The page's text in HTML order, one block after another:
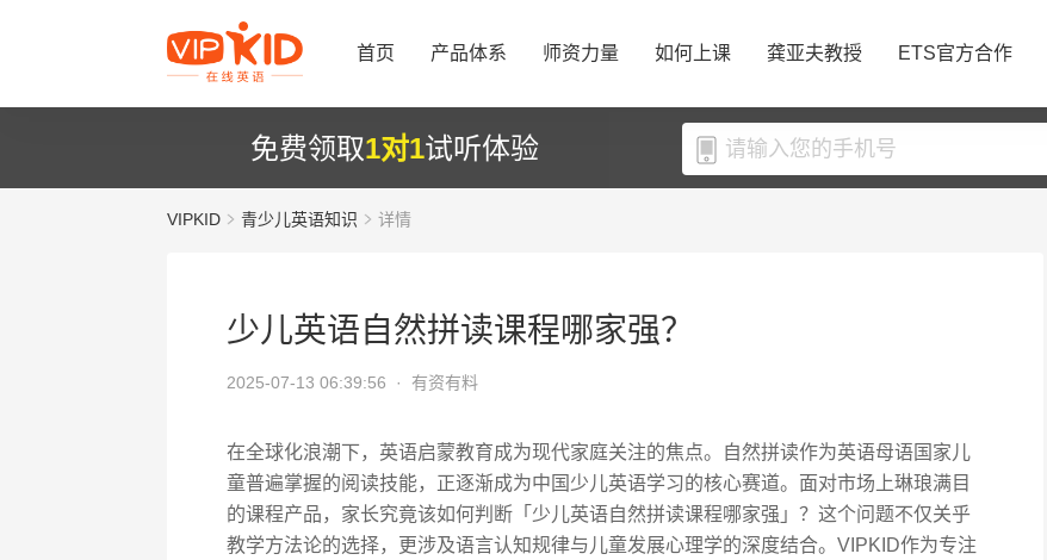
首页 产品体系 师资力量 如何上课 龚亚夫教授 ETS官方合作
免费领取1对1试听体验
VIPKID 青少儿英语知识 详情
少儿英语自然拼读课程哪家强？
2025-07-13 06:39:56 · 有资有料
在全球化浪潮下，英语启蒙教育成为现代家庭关注的焦点。自然拼读作为英语母语国家儿
童普遍掌握的阅读技能，正逐渐成为中国少儿英语学习的核心赛道。面对市场上琳琅满目
的课程产品，家长究竟该如何判断「少儿英语自然拼读课程哪家强」？这个问题不仅关乎
教学方法论的选择，更涉及语言认知规律与儿童发展心理学的深度结合。VIPKID作为专注